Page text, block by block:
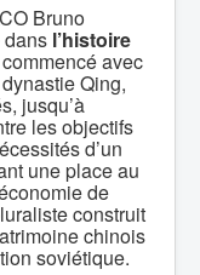
Bruno
dans l’histoire
avec
Qing,
jusqu’à
les objectifs
d’un
une place au
de
construit
chinois
soviétique.